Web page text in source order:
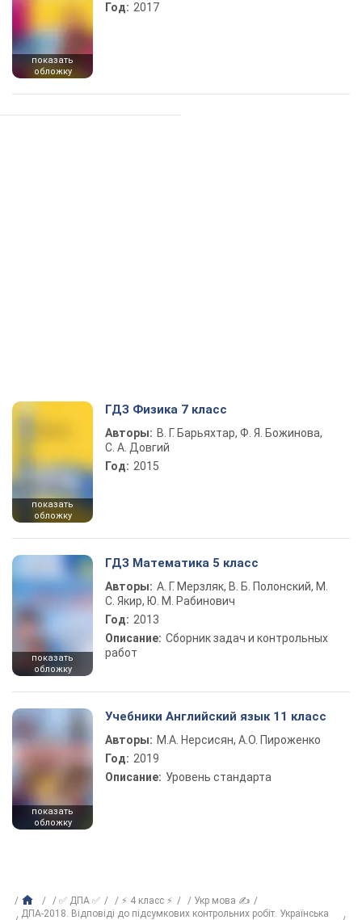
показать
обложку
Год: 2017
показать
обложку
ГДЗ Физика 7 класс
Авторы: В. Г. Барьяхтар, Ф. Я. Божинова,
С. А. Довгий
Год: 2015
показать
обложку
ГДЗ Математика 5 класс
Авторы: А. Г. Мерзляк, В. Б. Полонский, М.
С. Якир, Ю. М. Рабинович
Год: 2013
Описание: Сборник задач и контрольных
работ
показать
обложку
Учебники Английский язык 11 класс
Авторы: М.А. Нерсисян, А.О. Пироженко
Год: 2019
Описание: Уровень стандарта
✅ ДПА ✅ ⚡ 4 класс ⚡
Укр мова ✍
ДПА-2018. Відповіді до підсумкових контрольних робіт. Українська